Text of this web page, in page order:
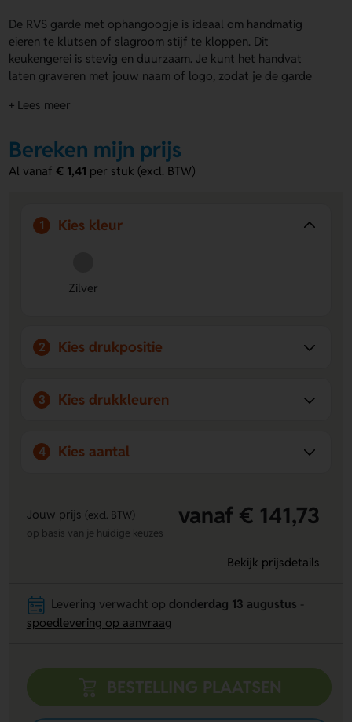
De RVS garde met ophangoogje is ideaal om handmatig
eieren te klutsen of slagroom stijf te kloppen. Dit
keukengerei is stevig en duurzaam. Je kunt het handvat
laten graveren met jouw naam of logo, zodat je de garde
onmisbaar hulpmiddel voor verschillende kook- en
Voordelen van de RVS garde
Duurzaam materiaal:
langdurig gebruik.
+ Lees meer
Bereken mijn prijs
Al vanaf€ 1,41 per stuk (excl. BTW)
1 Kies kleur
Zilver
2 Kies drukpositie
3 Kies drukkleuren
4 Kies aantal
Jouw prijs (excl. BTW) vanaf € 141,73
op basis van je huidige keuzes
Bekijk prijsdetails
Levering verwacht op donderdag 13 augustus
spoedlevering op aanvraag
BESTELLING PLAATSEN